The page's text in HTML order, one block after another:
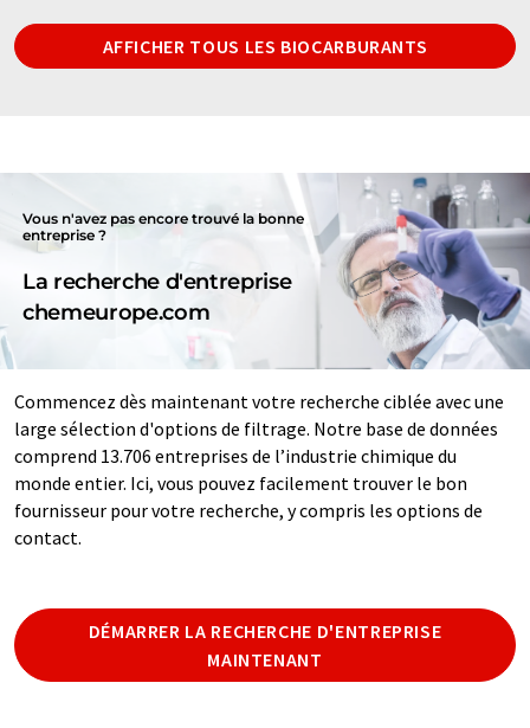
AFFICHER TOUS LES BIOCARBURANTS
Vous n'avez pas encore trouvé la bonne
entreprise ?
La recherche d'entreprise
chemeurope.com
Commencez dès maintenant votre recherche ciblée avec une
large sélection d'options de filtrage. Notre base de données
comprend 13.706 entreprises de l’industrie chimique du
monde entier. Ici, vous pouvez facilement trouver le bon
fournisseur pour votre recherche, y compris les options de
contact.
DÉMARRER LA RECHERCHE D'ENTREPRISE
MAINTENANT